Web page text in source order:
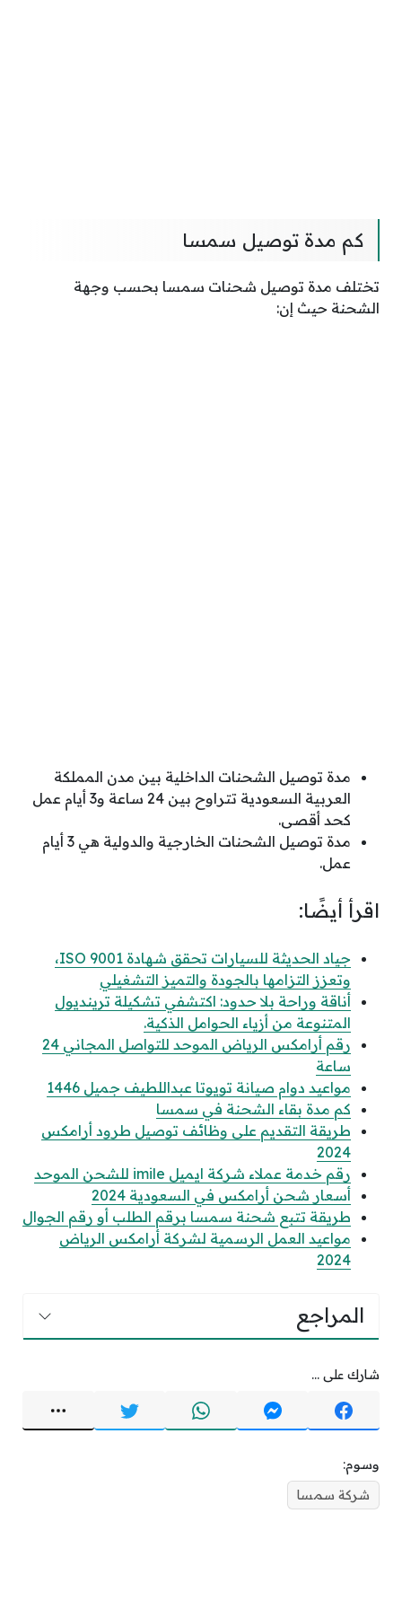
كم مدة توصيل سمسا
تختلف مدة توصيل شحنات سمسا بحسب وجهة
الشحنة حيث إن:
مدة توصيل الشحنات الداخلية بين مدن المملكة
العربية السعودية تتراوح بين 24 ساعة و3 أيام عمل
كحد أقصى.
مدة توصيل الشحنات الخارجية والدولية هي 3 أيام
عمل.
اقرأ أيضًا:
جياد الحديثة للسيارات تحقق شهادة ISO 9001،
وتعزز التزامها بالجودة والتميز التشغيلي
أناقة وراحة بلا حدود: اكتشفي تشكيلة ترينديول
المتنوعة من أزياء الحوامل الذكية.
رقم أرامكس الرياض الموحد للتواصل المجاني 24
ساعة
مواعيد دوام صيانة تويوتا عبداللطيف جميل 1446
كم مدة بقاء الشحنة في سمسا
طريقة التقديم على وظائف توصيل طرود أرامكس
2024
رقم خدمة عملاء شركة ايميل imile للشحن الموحد
أسعار شحن أرامكس في السعودية 2024
طريقة تتبع شحنة سمسا برقم الطلب أو رقم الجوال
مواعيد العمل الرسمية لشركة أرامكس الرياض
2024
المراجع
شارك على ...
وسوم:
شركة سمسا